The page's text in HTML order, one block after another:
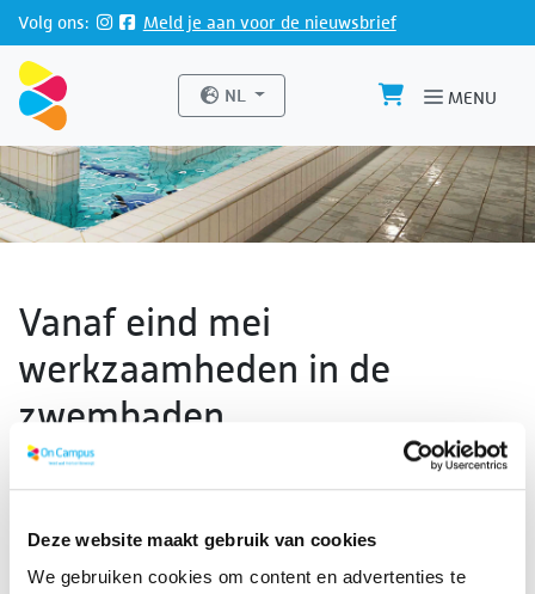
Deze website maakt gebruik van cookies
We gebruiken cookies om content en advertenties te
Direct naar de inhoud van de pagina
Volg ons: Meld je aan voor de nieuwsbrief
Website taal
NL MENU
Vanaf eind mei
werkzaamheden in de
zwembaden
02-04-2026
Dit is nodig, omdat de tegelvloeren rondom de baden niet
overal goed vastliggen.